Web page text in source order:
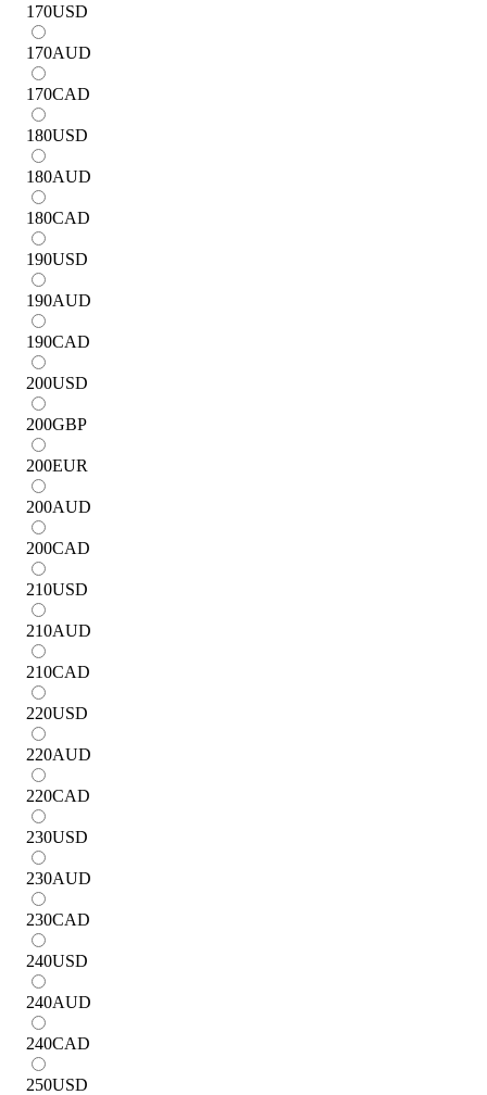
170USD
170AUD
170CAD
180USD
180AUD
180CAD
190USD
190AUD
190CAD
200USD
200GBP
200EUR
200AUD
200CAD
210USD
210AUD
210CAD
220USD
220AUD
220CAD
230USD
230AUD
230CAD
240USD
240AUD
240CAD
250USD